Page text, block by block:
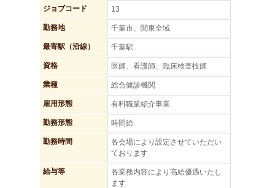
ジョブコード 13
勤務地 千葉市、関東全域
最寄駅（沿線） 千葉駅
資格 医師、看護師、臨床検査技師
業種 総合健診機関
雇用形態 有料職業紹介事業
勤務形態 時間給
勤務時間
各会場により設定させていただい
ております
給与等
各業務内容により高給優遇いたし
ます